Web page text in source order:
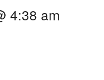
4:38 am